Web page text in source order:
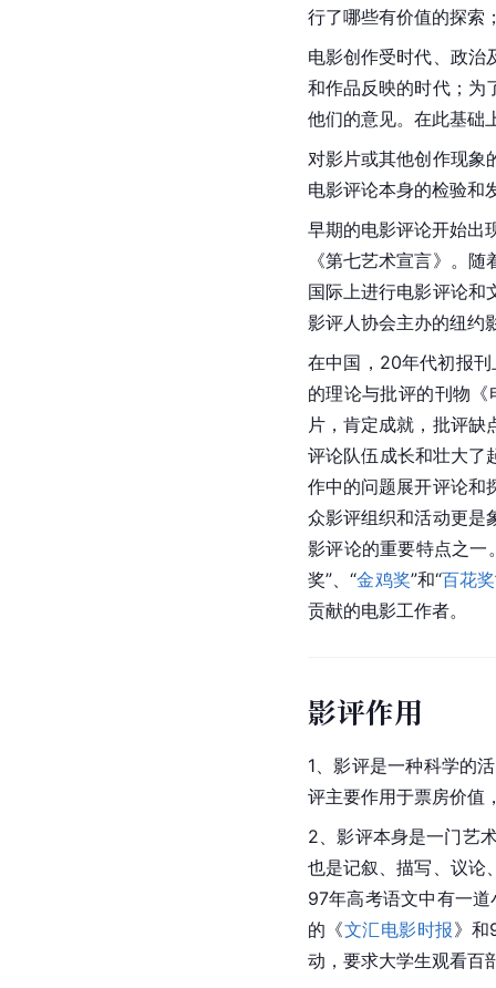
行了哪些有价值的探
电影创作受时代、政治
和作品反映的时代；为
他们的意见。在此基础
对影片或其他创作现象
电影评论本身的检验和
早期的电影评论开始出
《第七艺术宣言》。
国际上进行电影评论和
影评人协会主办的纽约
在中国，20年代初报
的理论与批评的刊物
片，肯定成就，批评缺
评论队伍成长和壮大了
作中的问题展开评论和
众影评组织和活动更是
影评论的重要特点之一
奖”、“金鸡奖”和“百花奖
贡献的电影工作者。
影评作用
1、影评是一种科学的
评主要作用于票房价值
2、影评本身是一门艺
也是记叙、描写、议论
97年高考语文中有一
的《文汇电影时报》和
动，要求大学生观看百